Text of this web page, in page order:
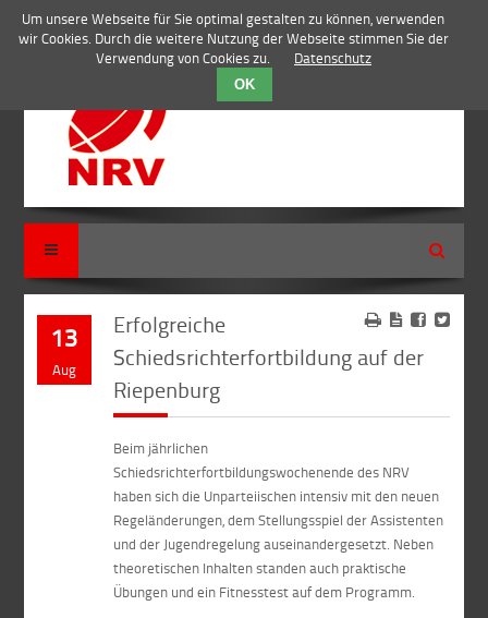
Suche
13
Aug
Erfolgreiche
Schiedsrichterfortbildung auf der
Riepenburg
Beim jährlichen
Schiedsrichterfortbildungswochenende des NRV
haben sich die Unparteiischen intensiv mit den neuen
Regeländerungen, dem Stellungsspiel der Assistenten
und der Jugendregelung auseinandergesetzt. Neben
theoretischen Inhalten standen auch praktische
Übungen und ein Fitnesstest auf dem Programm.
Um unsere Webseite für Sie optimal gestalten zu können, verwenden
wir Cookies. Durch die weitere Nutzung der Webseite stimmen Sie der
Verwendung von Cookies zu.
Datenschutz
OK